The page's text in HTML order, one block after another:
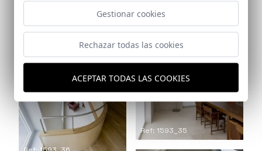
Ref: 1593_35
Gestionar cookies
Rechazar todas las cookies
ACEPTAR TODAS LAS COOKIES